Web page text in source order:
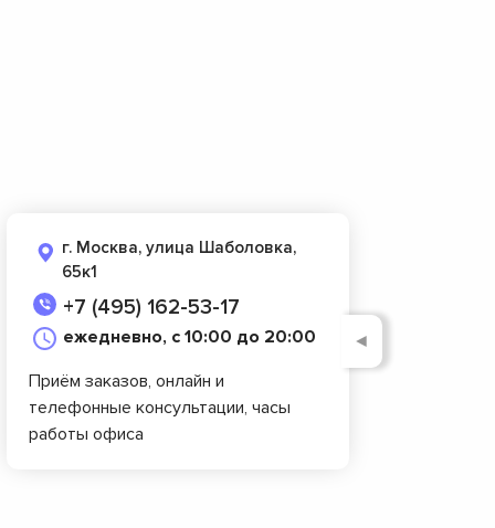
г. Москва, улица Шаболовка,
65к1
+7 (495) 162-53-17
ежедневно, с 10:00 до 20:00
Приём заказов, онлайн и
телефонные консультации, часы
работы офиса
◄